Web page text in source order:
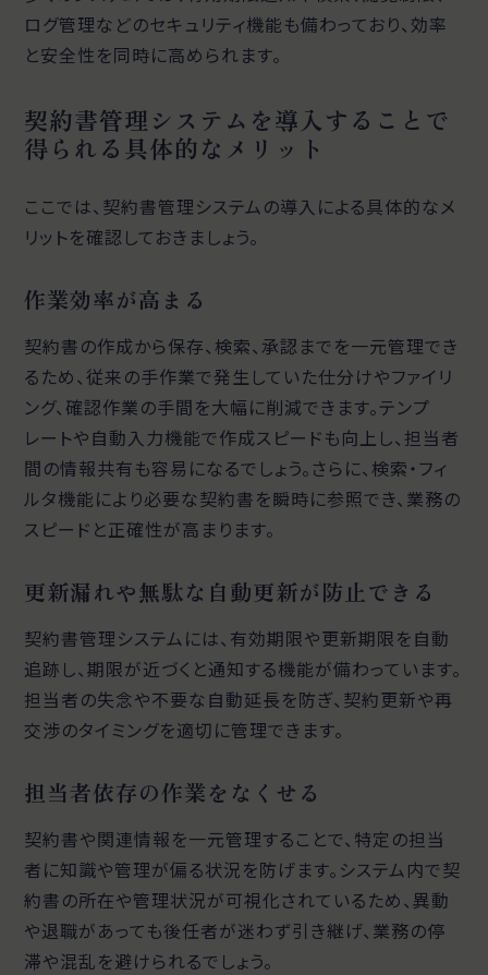
ログ管理などのセキュリティ機能も備わっており、効率
と安全性を同時に高められます。
契約書管理システムを導入することで
得られる具体的なメリット
ここでは、契約書管理システムの導入による具体的なメ
リットを確認しておきましょう。
作業効率が高まる
契約書の作成から保存、検索、承認までを一元管理でき
るため、従来の手作業で発生していた仕分けやファイリ
ング、確認作業の手間を大幅に削減できます。テンプ
レートや自動入力機能で作成スピードも向上し、担当者
間の情報共有も容易になるでしょう。さらに、検索・フィ
ルタ機能により必要な契約書を瞬時に参照でき、業務の
スピードと正確性が高まります。
更新漏れや無駄な自動更新が防止できる
契約書管理システムには、有効期限や更新期限を自動
追跡し、期限が近づくと通知する機能が備わっています。
担当者の失念や不要な自動延長を防ぎ、契約更新や再
交渉のタイミングを適切に管理できます。
担当者依存の作業をなくせる
契約書や関連情報を一元管理することで、特定の担当
者に知識や管理が偏る状況を防げます。システム内で契
約書の所在や管理状況が可視化されているため、異動
や退職があっても後任者が迷わず引き継げ、業務の停
滞や混乱を避けられるでしょう。